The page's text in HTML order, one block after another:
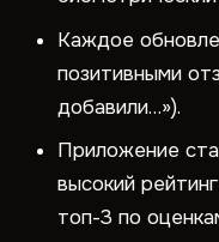
Каждое
позитивными
добавили…»).
Приложение
высокий
топ-3 по